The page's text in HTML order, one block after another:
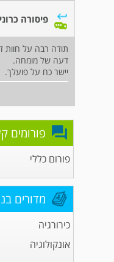
פיסורה
תודה רבה על חוות
דעה של מומחה.
יישר כח על פועלך.
פורומים
פורום כללי
מדורים
כירורגיה
אונקולוגיה